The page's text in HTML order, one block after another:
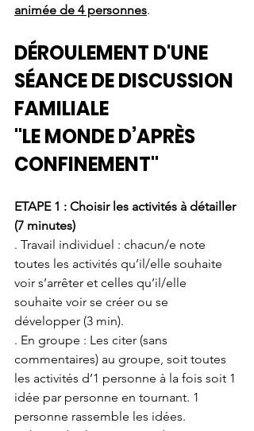
animée de 4 personnes.
DÉROULEMENT D'UNE
SÉANCE DE DISCUSSION
FAMILIALE
"LE MONDE D’APRÈS
CONFINEMENT"
ETAPE 1 : Choisir les activités à détailler
(7 minutes)
. Travail individuel : chacun/e note
toutes les activités qu’il/elle souhaite
voir s’arrêter et celles qu’il/elle
souhaite voir se créer ou se
développer (3 min).
. En groupe : Les citer (sans
commentaires) au groupe, soit toutes
les activités d’1 personne à la fois soit 1
idée par personne en tournant. 1
personne rassemble les idées.